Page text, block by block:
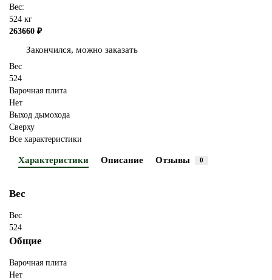
Вес:
524 кг
263660 ₽
Закончился, можно заказать
Вес
524
Варочная плита
Нет
Выход дымохода
Сверху
Все характеристики
Характеристики Описание Отзывы 0
Вес
Вес
524
Общие
Варочная плита
Нет